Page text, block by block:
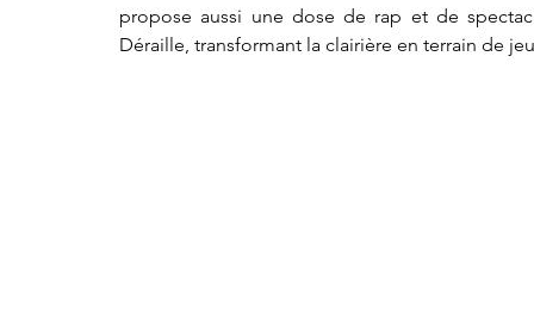
propose aussi une dose de rap et de
Déraille, transformant la clairière en terrain de